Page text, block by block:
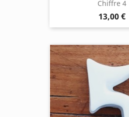
Chiffre 4
13,00 €